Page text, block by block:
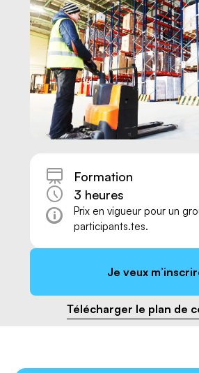
Formation
3 heures
Prix en vigueur pour un
participants.tes.
Je veux
Télécharger le plan de